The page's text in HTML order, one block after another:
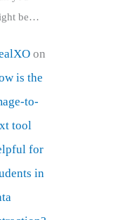
be…
on
is the
to-
tool
for
in